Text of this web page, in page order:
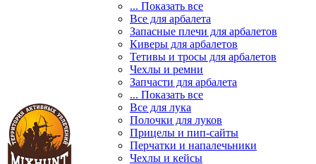
... Показать все
Все для арбалета
Запасные плечи для арбалетов
Киверы для арбалетов
Тетивы и тросы для арбалетов
Чехлы и ремни
Запчасти для арбалета
... Показать все
Все для лука
Полочки для луков
Прицелы и пип-сайты
Перчатки и напалечьники
Чехлы и кейсы